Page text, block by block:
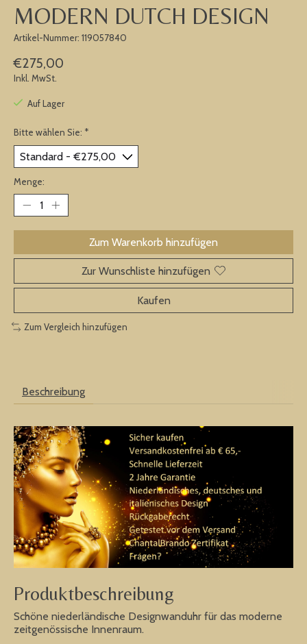
MODERN DUTCH DESIGN
Artikel-Nummer: 119057840
€275,00
Inkl. MwSt.
Auf Lager
Bitte wählen Sie: *
Menge:
Zum Warenkorb hinzufügen
Zur Wunschliste hinzufügen
Kaufen
Zum Vergleich hinzufügen
Beschreibung
Produktbeschreibung
Schöne niederländische Designwanduhr für das moderne
zeitgenössische Innenraum.